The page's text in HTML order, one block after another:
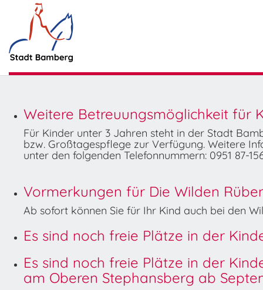
Weitere Betreuungsmöglichkeit für
Für Kinder unter 3 Jahren steht in der Stadt
bzw. Großtagespflege zur Verfügung. Weitere
unter den folgenden Telefonnummern: 0951 87-
Vormerkungen für Die Wilden
Ab sofort können Sie für Ihr Kind auch bei den
Es sind noch freie Plätze in der
Es sind noch freie Plätze in der
am Oberen Stephansberg ab